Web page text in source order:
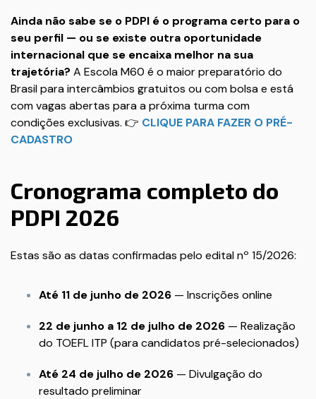
Ainda não sabe se o PDPI é o programa certo para o
seu perfil — ou se existe outra oportunidade
internacional que se encaixa melhor na sua
trajetória? A Escola M60 é o maior preparatório do
Brasil para intercâmbios gratuitos ou com bolsa e está
com vagas abertas para a próxima turma com
condições exclusivas. 👉 CLIQUE PARA FAZER O PRÉ-
CADASTRO
Cronograma completo do
PDPI 2026
Estas são as datas confirmadas pelo edital nº 15/2026:
Até 11 de junho de 2026 — Inscrições online
22 de junho a 12 de julho de 2026 — Realização
do TOEFL ITP (para candidatos pré-selecionados)
Até 24 de julho de 2026 — Divulgação do
resultado preliminar